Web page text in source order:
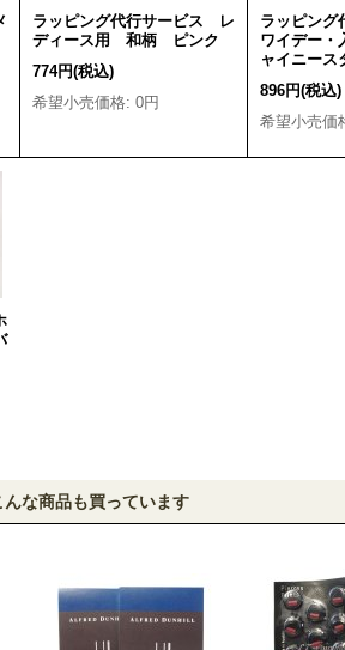
ラッピング代行サービス レ
ディース用 和柄 ピンク
774円(税込)
希望小売価格: 0円
ラッピン
ワイデー
ャイニー
896円(税込)
希望小売価
な商品も買っています